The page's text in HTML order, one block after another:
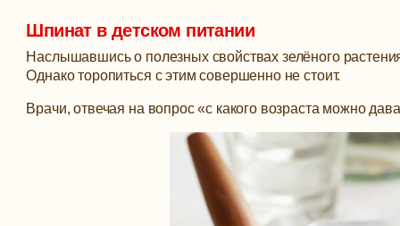
Шпинат в детском питании
Наслышавшись о полезных свойствах зелёного
Однако торопиться с этим совершенно не стоит.
Врачи, отвечая на вопрос «с какого возраста можно